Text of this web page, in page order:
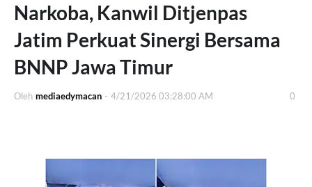
Narkoba, Kanwil Ditjenpas
Jatim Perkuat Sinergi Bersama
BNNP Jawa Timur
Oleh mediaedymacan - 4/21/2026 03:28:00 AM 0